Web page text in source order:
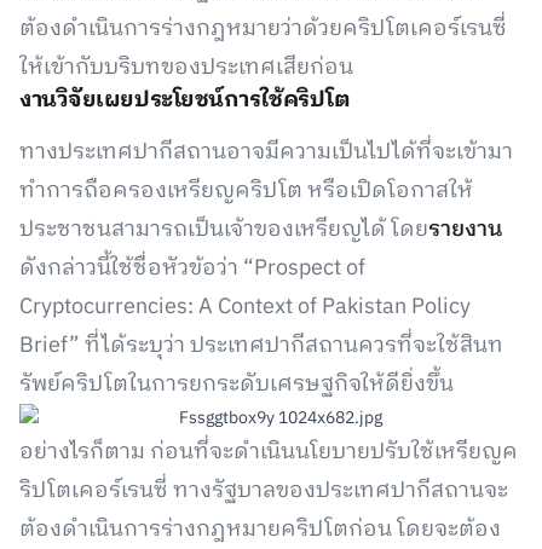
ต้องดำเนินการร่างกฎหมายว่าด้วยคริปโตเคอร์เรนซี่
ให้เข้ากับบริบทของประเทศเสียก่อน
งานวิจัยเผยประโยชน์การใช้คริปโต
ทางประเทศปากีสถานอาจมีความเป็นไปได้ที่จะเข้ามา
ทำการถือครองเหรียญคริปโต หรือเปิดโอกาสให้
ประชาชนสามารถเป็นเจ้าของเหรียญได้ โดยรายงาน
ดังกล่าวนี้ใช้ชื่อหัวข้อว่า “Prospect of
Cryptocurrencies: A Context of Pakistan Policy
Brief” ที่ได้ระบุว่า ประเทศปากีสถานควรที่จะใช้สินท
รัพย์คริปโตในการยกระดับเศรษฐกิจให้ดียิ่งขึ้น
อย่างไรก็ตาม ก่อนที่จะดำเนินนโยบายปรับใช้เหรียญค
ริปโตเคอร์เรนซี่ ทางรัฐบาลของประเทศปากีสถานจะ
ต้องดำเนินการร่างกฎหมายคริปโตก่อน โดยจะต้อง